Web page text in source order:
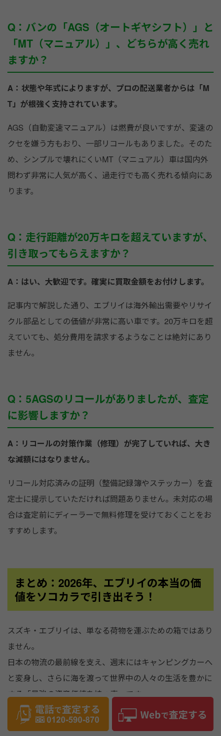
Q：バンの「AGS（オートギヤシフト）」と
「MT（マニュアル）」、どちらが高く売れ
ますか？
A：状態や年式によりますが、プロの配送業者からは「M
T」が根強く支持されています。
AGS（自動変速マニュアル）は燃費が良いですが、変速の
クセを嫌う方もおり、一部リコールもありました。そのた
め、シンプルで壊れにくいMT（マニュアル）車は国内外
問わず非常に人気が高く、過走行でも高く売れる傾向にあ
ります。
Q：走行距離が20万キロを超えていますが、
引き取ってもらえますか？
A：はい、大歓迎です。確実に買取金額をお付けします。
記事内で解説した通り、エブリイは海外輸出需要やリサイ
クル部品としての価値が非常に高い車です。20万キロを超
えていても、処分費用を請求するようなことは絶対にあり
ません。
Q：5AGSのリコールがありましたが、査定
に影響しますか？
A：リコールの対策作業（修理）が完了していれば、大き
な減額にはなりません。
リコール対応済みの証明（整備記録簿やステッカー）を査
定士に提示していただければ問題ありません。未対応の場
合は査定前にディーラーで無料修理を受けておくことをお
すすめします。
まとめ：2026年、エブリイの本当の価
値をソコカラで引き出そう！
スズキ・エブリイは、単なる荷物を運ぶための箱ではあり
ません。
日本の物流の最前線を支え、週末にはキャンピングカーへ
と変身し、さらに海を渡って世界中の人々の生活を豊かに
する「最強の資産価値を持つ車」です。
2026年現在、最新のCVTモデルでバリバリ稼いでいる方
も、ワゴンで車中泊を楽しんできた方も、そして旧型をボ